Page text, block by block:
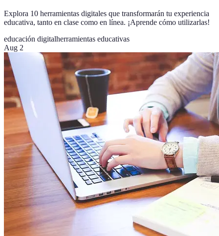
Explora 10 herramientas digitales que transformarán tu experiencia
educativa, tanto en clase como en línea. ¡Aprende cómo utilizarlas!
educación digitalherramientas educativas
Aug 2